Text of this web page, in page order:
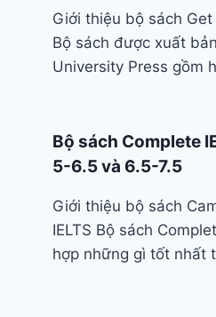
Giới thiệu bộ sách
Bộ sách được xuất
University Press gồm
Bộ sách Complete
5-6.5 và 6.5-7.5
Giới thiệu bộ sách
IELTS Bộ sách
hợp những gì tốt nhất